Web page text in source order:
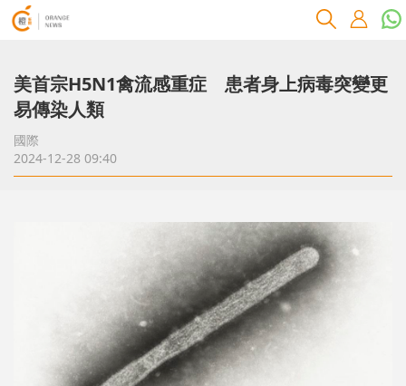
美首宗H5N1禽流感重症 患者身上病毒突變更
易傳染人類
國際
2024-12-28 09:40